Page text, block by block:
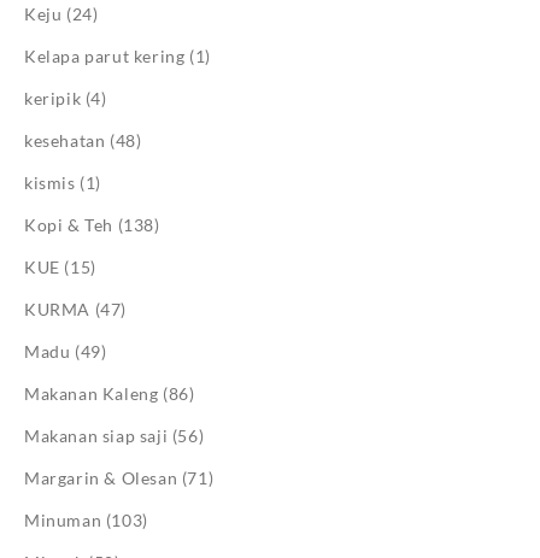
Keju (24)
Kelapa parut kering (1)
keripik (4)
kesehatan (48)
kismis (1)
Kopi & Teh (138)
KUE (15)
KURMA (47)
Madu (49)
Makanan Kaleng (86)
Makanan siap saji (56)
Margarin & Olesan (71)
Minuman (103)